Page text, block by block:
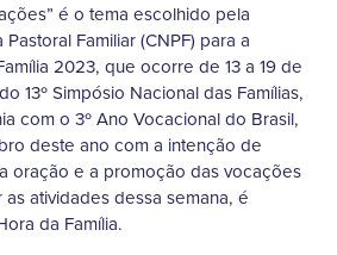
é o tema escolhido pela
Familiar (CNPF) para a
2023, que ocorre de 13 a 19 de
13º Simpósio Nacional das Famílias,
com o 3º Ano Vocacional do Brasil,
deste ano com a intenção de
oração e a promoção das vocações
atividades dessa semana, é
da Família.